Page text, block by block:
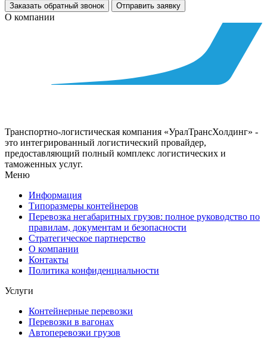
Заказать обратный звонок Отправить заявку
О компании
Транспортно-логистическая компания «УралТрансХолдинг» -
это интегрированный логистический провайдер,
предоставляющий полный комплекс логистических и
таможенных услуг.
Меню
Информация
Типоразмеры контейнеров
Перевозка негабаритных грузов: полное руководство по
правилам, документам и безопасности
Стратегическое партнерство
О компании
Контакты
Политика конфиденциальности
Услуги
Контейнерные перевозки
Перевозки в вагонах
Автоперевозки грузов